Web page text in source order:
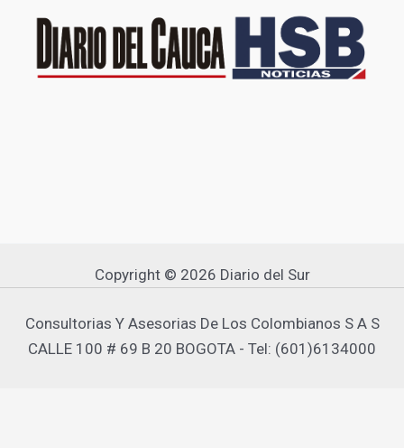
Copyright © 2026 Diario del Sur
Consultorias Y Asesorias De Los Colombianos S A S
CALLE 100 # 69 B 20 BOGOTA - Tel: (601)6134000